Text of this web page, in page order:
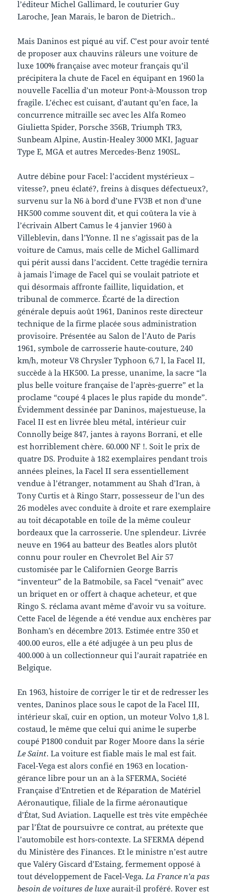
l’éditeur Michel Gallimard, le couturier Guy
Laroche, Jean Marais, le baron de Dietrich..
Mais Daninos est piqué au vif. C’est pour avoir tenté
de proposer aux chauvins râleurs une voiture de
luxe 100% française avec moteur français qu’il
précipitera la chute de Facel en équipant en 1960 la
nouvelle Facellia d’un moteur Pont-à-Mousson trop
fragile. L’échec est cuisant, d’autant qu’en face, la
concurrence mitraille sec avec les Alfa Romeo
Giulietta Spider, Porsche 356B, Triumph TR3,
Sunbeam Alpine, Austin-Healey 3000 MKI, Jaguar
Type E, MGA et autres Mercedes-Benz 190SL.
Autre débine pour Facel: l’accident mystérieux –
vitesse?, pneu éclaté?, freins à disques défectueux?,
survenu sur la N6 à bord d’une FV3B et non d’une
HK500 comme souvent dit, et qui coûtera la vie à
l’écrivain Albert Camus le 4 janvier 1960 à
Villeblevin, dans l’Yonne. Il ne s’agissait pas de la
voiture de Camus, mais celle de Michel Gallimard
qui périt aussi dans l’accident. Cette tragédie ternira
à jamais l’image de Facel qui se voulait patriote et
qui désormais affronte faillite, liquidation, et
tribunal de commerce. Écarté de la direction
générale depuis août 1961, Daninos reste directeur
technique de la firme placée sous administration
provisoire. Présentée au Salon de l’Auto de Paris
1961, symbole de carrosserie haute-couture, 240
km/h, moteur V8 Chrysler Typhoon 6,7 l, la Facel II,
succède à la HK500. La presse, unanime, la sacre “la
plus belle voiture française de l’après-guerre” et la
proclame “coupé 4 places le plus rapide du monde”.
Évidemment dessinée par Daninos, majestueuse, la
Facel II est en livrée bleu métal, intérieur cuir
Connolly beige 847, jantes à rayons Borrani, et elle
est horriblement chère. 60.000 NF !. Soit le prix de
quatre DS. Produite à 182 exemplaires pendant trois
années pleines, la Facel II sera essentiellement
vendue à l’étranger, notamment au Shah d’Iran, à
Tony Curtis et à Ringo Starr, possesseur de l’un des
26 modèles avec conduite à droite et rare exemplaire
au toit décapotable en toile de la même couleur
bordeaux que la carrosserie. Une splendeur. Livrée
neuve en 1964 au batteur des Beatles alors plutôt
connu pour rouler en Chevrolet Bel Air 57
customisée par le Californien George Barris
“inventeur” de la Batmobile, sa Facel “venait” avec
un briquet en or offert à chaque acheteur, et que
Ringo S. réclama avant même d’avoir vu sa voiture.
Cette Facel de légende a été vendue aux enchères par
Bonham’s en décembre 2013. Estimée entre 350 et
400.00 euros, elle a été adjugée à un peu plus de
400.000 à un collectionneur qui l’aurait rapatriée en
Belgique.
En 1963, histoire de corriger le tir et de redresser les
ventes, Daninos place sous le capot de la Facel III,
intérieur skaï, cuir en option, un moteur Volvo 1,8 l.
costaud, le même que celui qui anime le superbe
coupé P1800 conduit par Roger Moore dans la série
Le Saint. La voiture est fiable mais le mal est fait.
Facel-Vega est alors confié en 1963 en location-
gérance libre pour un an à la SFERMA, Société
Française d’Entretien et de Réparation de Matériel
Aéronautique, filiale de la firme aéronautique
d’État, Sud Aviation. Laquelle est très vite empêchée
par l’État de poursuivre ce contrat, au prétexte que
l’automobile est hors-contexte. La SFERMA dépend
du Ministère des Finances. Et le ministre n’est autre
que Valéry Giscard d’Estaing, fermement opposé à
tout développement de Facel-Vega. La France n’a pas
besoin de voitures de luxe aurait-il proféré. Rover est